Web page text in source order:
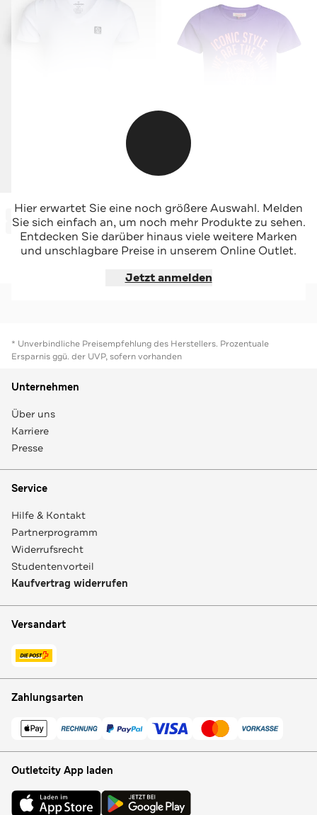
VINGINO
T-Shirt weiß
-50%*
Sale
Jetzt shoppen
VINGINO
T-Shirt 'Helianne' lila
-69%*
Sale
Jetzt shoppen
Hier erwartet Sie eine noch größere Auswahl. Melden
Sie sich einfach an, um noch mehr Produkte zu sehen.
Entdecken Sie darüber hinaus viele weitere Marken
und unschlagbare Preise in unserem Online Outlet.
Jetzt anmelden
* Unverbindliche Preisempfehlung des Herstellers. Prozentuale
Ersparnis ggü. der UVP, sofern vorhanden
Unternehmen
Über uns
Karriere
Presse
Service
Hilfe & Kontakt
Partnerprogramm
Widerrufsrecht
Studentenvorteil
Kaufvertrag widerrufen
Versandart
Zahlungsarten
Outletcity App laden